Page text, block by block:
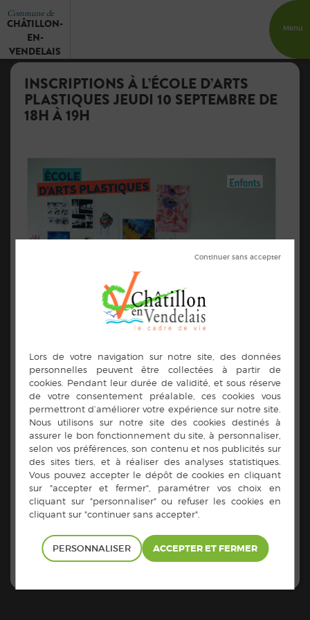
Commune de
CHÂTILLON-
EN-
VENDELAIS
Menu
INSCRIPTIONS À L’ÉCOLE D’ARTS
PLASTIQUES JEUDI 10 SEPTEMBRE DE
18H À 19H
PERSONNALISER